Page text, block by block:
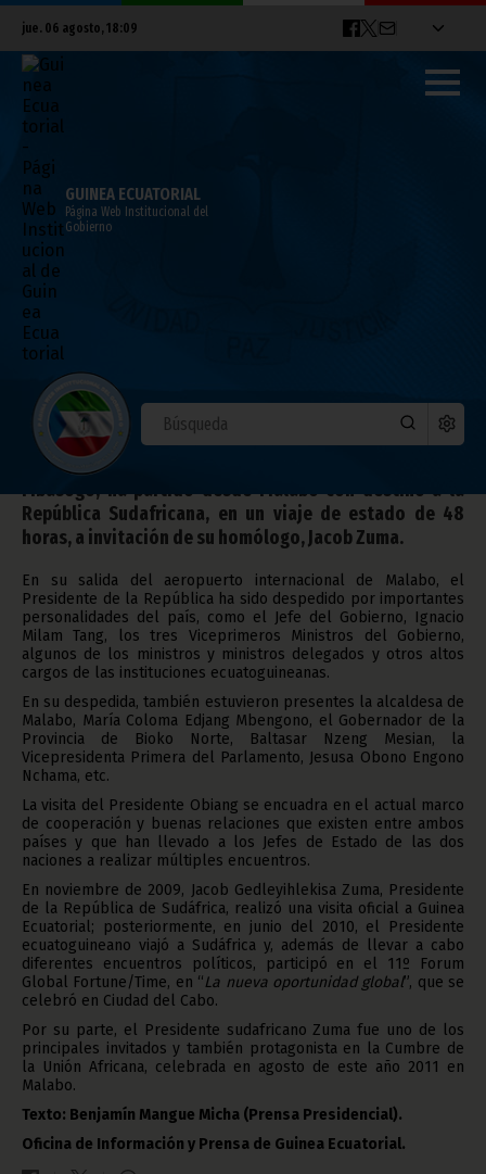
jue. 06 agosto, 18:09
GUINEA ECUATORIAL
Página Web Institucional del
Gobierno
Viaje del Jefe del Estado a Sudáfrica
octubre 21, 2011
Noticias Presidencia
El Presidente de la República, S. E. Obiang Nguema
Mbasogo, ha partido desde Malabo con destino a la
República Sudafricana, en un viaje de estado de 48
horas, a invitación de su homólogo, Jacob Zuma.
En su salida del aeropuerto internacional de Malabo, el
Presidente de la República ha sido despedido por importantes
personalidades del país, como el Jefe del Gobierno, Ignacio
Milam Tang, los tres Viceprimeros Ministros del Gobierno,
algunos de los ministros y ministros delegados y otros altos
cargos de las instituciones ecuatoguineanas.
En su despedida, también estuvieron presentes la alcaldesa de
Malabo, María Coloma Edjang Mbengono, el Gobernador de la
Provincia de Bioko Norte, Baltasar Nzeng Mesian, la
Vicepresidenta Primera del Parlamento, Jesusa Obono Engono
Nchama, etc.
La visita del Presidente Obiang se encuadra en el actual marco
de cooperación y buenas relaciones que existen entre ambos
países y que han llevado a los Jefes de Estado de las dos
naciones a realizar múltiples encuentros.
En noviembre de 2009, Jacob Gedleyihlekisa Zuma, Presidente
de la República de Sudáfrica, realizó una visita oficial a Guinea
Ecuatorial; posteriormente, en junio del 2010, el Presidente
ecuatoguineano viajó a Sudáfrica y, además de llevar a cabo
diferentes encuentros políticos, participó en el 11º Forum
Global Fortune/Time, en “La nueva oportunidad global”, que se
celebró en Ciudad del Cabo.
Por su parte, el Presidente sudafricano Zuma fue uno de los
principales invitados y también protagonista en la Cumbre de
la Unión Africana, celebrada en agosto de este año 2011 en
Malabo.
Texto: Benjamín Mangue Micha (Prensa Presidencial).
Oficina de Información y Prensa de Guinea Ecuatorial.